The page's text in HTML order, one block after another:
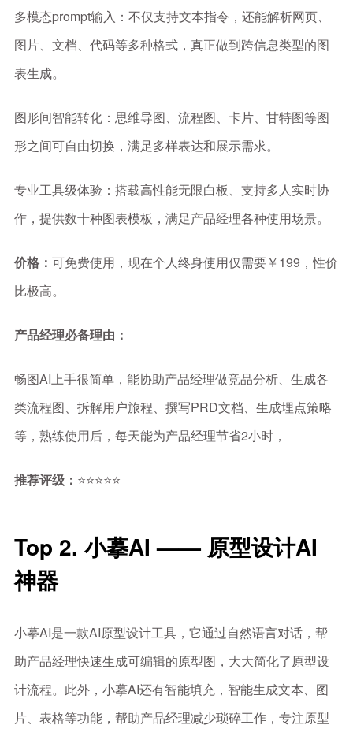
多模态prompt输入：不仅支持文本指令，还能解析网页、
图片、文档、代码等多种格式，真正做到跨信息类型的图
表生成。
图形间智能转化：思维导图、流程图、卡片、甘特图等图
形之间可自由切换，满足多样表达和展示需求。
专业工具级体验：搭载高性能无限白板、支持多人实时协
作，提供数十种图表模板，满足产品经理各种使用场景。
价格： 可免费使用，现在个人终身使用仅需要￥199，性价
比极高。
产品经理必备理由：
畅图AI上手很简单，能协助产品经理做竞品分析、生成各
类流程图、拆解用户旅程、撰写PRD文档、生成埋点策略
等，熟练使用后，每天能为产品经理节省2小时，
推荐评级： ⭐⭐⭐⭐⭐
Top 2. 小摹AI —— 原型设计AI
神器
小摹AI是一款AI原型设计工具，它通过自然语言对话，帮
助产品经理快速生成可编辑的原型图，大大简化了原型设
计流程。此外，小摹AI还有智能填充，智能生成文本、图
片、表格等功能，帮助产品经理减少琐碎工作，专注原型